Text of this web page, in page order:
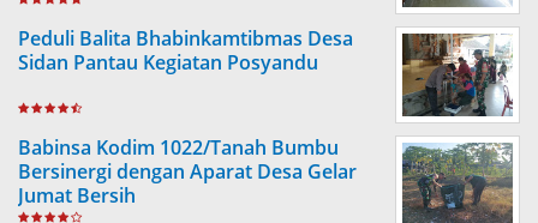
Peduli Balita Bhabinkamtibmas Desa
Sidan Pantau Kegiatan Posyandu
Babinsa Kodim 1022/Tanah Bumbu
Bersinergi dengan Aparat Desa Gelar
Jumat Bersih